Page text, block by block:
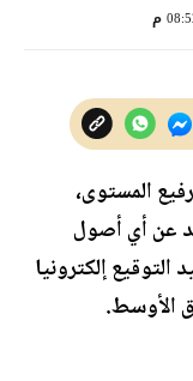
م
المستوى،
عن أي أصول
إلكترونيا
الأوسط.